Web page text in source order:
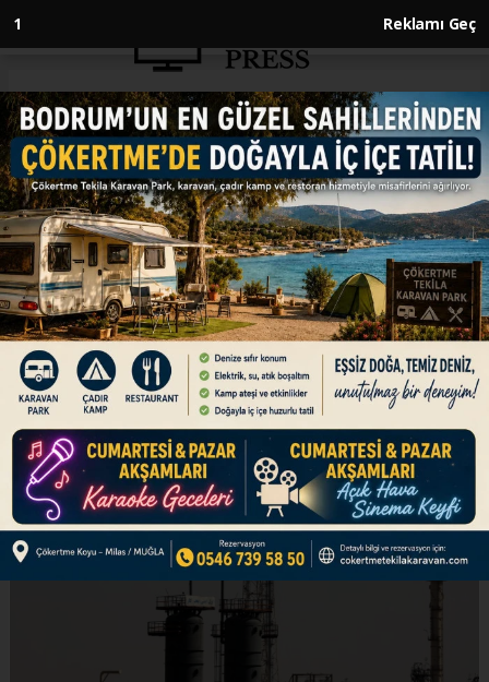
Anasayfa EKONOMİ
Brent petrolün varili 79,41
dolardan işlem görüyor
EKONOMİ
03.03.2026 - 09:40, Güncelleme: 03.03.2026 - 09:40
Brent petrolün varili, uluslararası piyasalarda
79,41 dolardan işlem görüyor.
ABONE OL